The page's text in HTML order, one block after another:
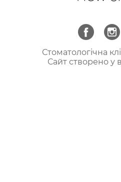
Стоматологічна
Сайт створено у